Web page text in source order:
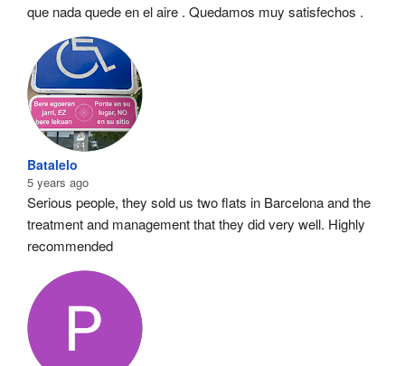
que nada quede en el aire . Quedamos muy satisfechos .
Batalelo
5 years ago
Serious people, they sold us two flats in Barcelona and the
treatment and management that they did very well. Highly
recommended